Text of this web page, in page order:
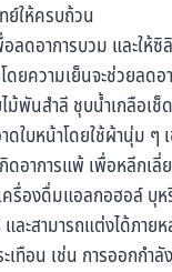
ย์ให้ครบถ้วน
ดอาการบวม และให้
ยความเย็นจะช่วยลด
ม้พันสำลี ชุบน้ำเกลือเ
ใบหน้าโดยใช้ผ้านุ่ม ๆ
อาการแพ้ เพื่อหลีกเลี่
รื่องดื่มแอลกอฮอล์ บุ
ะสามารถแต่งได้ภาย
เทือน เช่น การออกกำ